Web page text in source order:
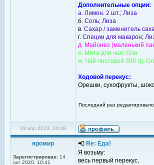
Дополнительные опции:
а. Лимон. 2 шт.; Лиза
б. Соль; Лиза
в. Сахар / заменитель
г. Специи для макарон;
д. Майонез (маленький
е. Мята для чая; Оля
ж. Чай листовой 300 гр;
Ходовой перекус:
Орешки, сухофрукты,
Последний раз
03 апр 2023, 20:08
яромир
Зарегистрирован: 14
окт 2020, 10:41
Re: Еда!
Я возьму:
весь первый перекус,